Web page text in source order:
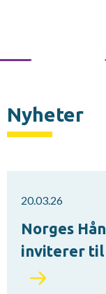
Nyheter
20.03.26
Norges
inviterer til